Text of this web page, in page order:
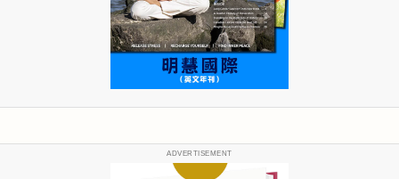
ADVERTISEMENT